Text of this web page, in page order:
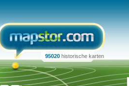
95020 historische karten